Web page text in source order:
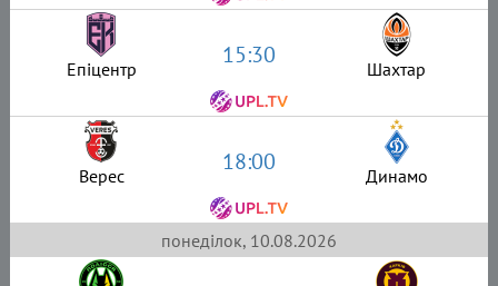
Епіцентр 15:30 Шахтар
Верес 18:00 Динамо
понеділок, 10.08.2026